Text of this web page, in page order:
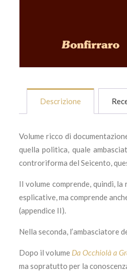
Descrizione
Volume ricco di
quella politica, quale
controriforma del Seicento,
Il volume comprende, quindi,
esplicative, ma comprende
(appendice II).
Nella seconda, l’ambasciatore
Dopo il volume Da Occhiolà a
ma sopratutto per la